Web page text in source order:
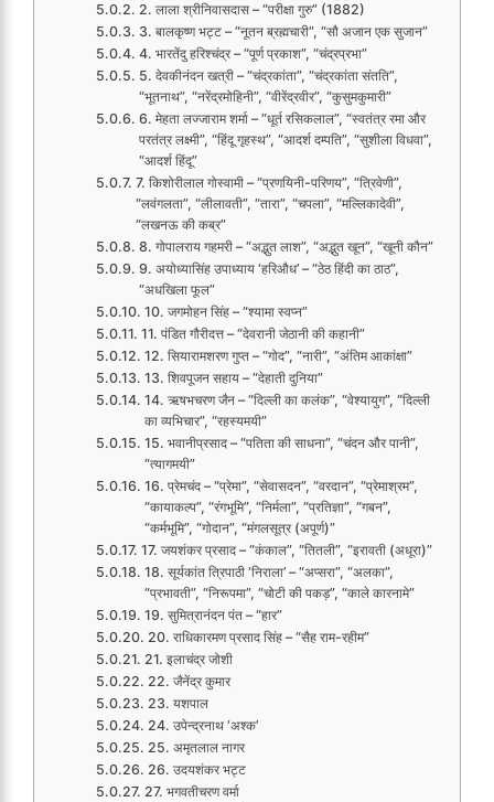
2. लाला श्रीनिवासदास – “परीक्षा गुरु” (1882)
3. बालकृष्ण भट्ट – “नूतन ब्रह्मचारी”, “सौ अजान एक सुजान”
4. भारतेंदु हरिश्चंद्र – “पूर्ण प्रकाश”, “चंद्रप्रभा”
5. देवकीनंदन खत्री – “चंद्रकांता”, “चंद्रकांता संतति”,
“भूतनाथ”, “नरेंद्रमोहिनी”, “वीरेंद्रवीर”, “कुसुमकुमारी”
6. मेहता लज्जाराम शर्मा – “धूर्त रसिकलाल”, “स्वतंत्र रमा और
परतंत्र लक्ष्मी”, “हिंदू गृहस्थ”, “आदर्श दम्पति”, “सुशीला विधवा”,
“आदर्श हिंदू”
7. किशोरीलाल गोस्वामी – “प्रणयिनी-परिणय”, “त्रिवेणी”,
“लवंगलता”, “लीलावती”, “तारा”, “चपला”, “मल्लिकादेवी”,
“लखनऊ की कब्र”
8. गोपालराय गहमरी – “अद्भुत लाश”, “अद्भुत खून”, “खूनी कौन”
9. अयोध्यासिंह उपाध्याय ‘हरिऔध’ – “ठेठ हिंदी का ठाठ”,
“अधखिला फूल”
10. जगमोहन सिंह – “श्यामा स्वप्न”
11. पंडित गौरीदत्त – “देवरानी जेठानी की कहानी”
12. सियारामशरण गुप्त – “गोद”, “नारी”, “अंतिम आकांक्षा”
13. शिवपूजन सहाय – “देहाती दुनिया”
14. ऋषभचरण जैन – “दिल्ली का कलंक”, “वेश्यायुग”, “दिल्ली
का व्यभिचार”, “रहस्यमयी”
15. भवानीप्रसाद – “पतिता की साधना”, “चंदन और पानी”,
“त्यागमयी”
16. प्रेमचंद – “प्रेमा”, “सेवासदन”, “वरदान”, “प्रेमाश्रम”,
“कायाकल्प”, “रंगभूमि”, “निर्मला”, “प्रतिज्ञा”, “गबन”,
“कर्मभूमि”, “गोदान”, “मंगलसूत्र (अपूर्ण)”
17. जयशंकर प्रसाद – “कंकाल”, “तितली”, “इरावती (अधूरा)”
18. सूर्यकांत त्रिपाठी ‘निराला’ – “अप्सरा”, “अलका”,
“प्रभावती”, “निरूपमा”, “चोटी की पकड़”, “काले कारनामे”
19. सुमित्रानंदन पंत – “हार”
20. राधिकारमण प्रसाद सिंह – “सैह राम-रहीम”
21. इलाचंद्र जोशी
22. जैनेंद्र कुमार
23. यशपाल
24. उपेन्द्रनाथ ‘अश्क’
25. अमृतलाल नागर
26. उदयशंकर भट्ट
27. भगवतीचरण वर्मा